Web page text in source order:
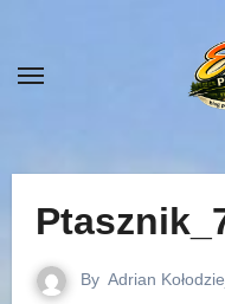
content
By Adrian